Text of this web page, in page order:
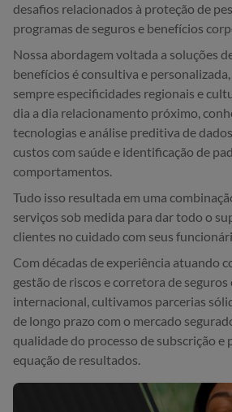
desafios relacionados à proteção de
programas de seguros e benefícios
Nossa abordagem voltada a soluções
benefícios é consultiva e
sempre especificidades regionais e
dia a dia relacionamento próximo,
tecnologias e análise preditiva de
custos com saúde e identificação de
comportamentos.
Tudo isso resultada em uma
serviços sob medida para dar todo o
clientes no cuidado com seus
Com décadas de experiência atuando
gestão de riscos e corretora de
internacional, cultivamos parcerias
de longo prazo com o mercado
qualidade do processo de subscrição e
equação de resultados.